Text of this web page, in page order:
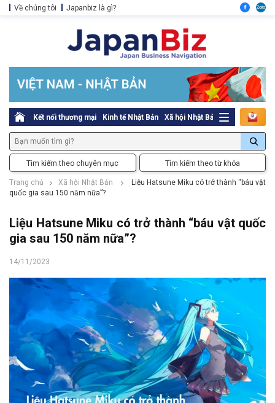
Về chúng tôi Japanbiz là gì?
Kết nối thương mại Kinh tế Nhật Bản Xã hội Nhật Bản Thủ tục pháp
Tìm kiếm theo chuyên mục Tìm kiếm theo từ khóa
Trang chủ Xã hội Nhật Bản
Liệu Hatsune Miku có trở thành “báu vật
quốc gia sau 150 năm nữa”?
Liệu Hatsune Miku có trở thành “báu vật quốc
gia sau 150 năm nữa”?
14/11/2023